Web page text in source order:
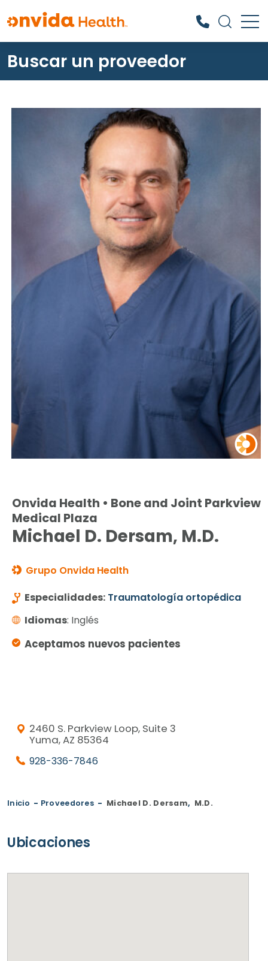
¿Qué podemos ayudarle a
encontrar?
Buscar un proveedor
Onvida Health • Bone and Joint Parkview
Medical Plaza
Michael D. Dersam, M.D.
Grupo Onvida Health
Especialidades: Traumatología ortopédica
Idiomas: Inglés
Aceptamos nuevos pacientes
2460 S. Parkview Loop, Suite 3
Yuma, AZ 85364
928-336-7846
Inicio - Proveedores - Michael D. Dersam, M.D.
Ubicaciones